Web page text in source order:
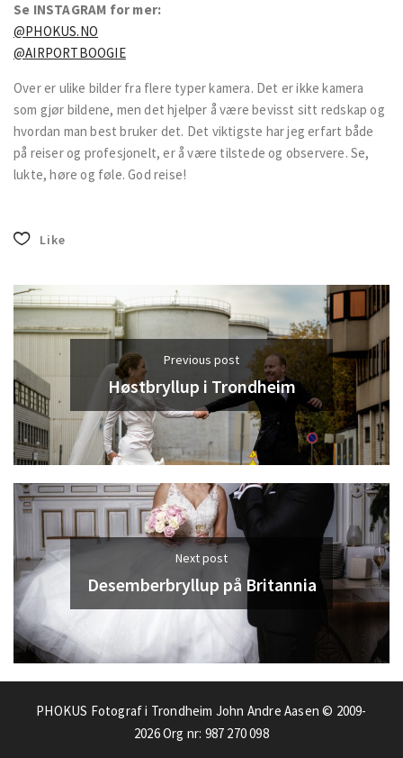
Se INSTAGRAM for mer:
@PHOKUS.NO
@AIRPORTBOOGIE
Over er ulike bilder fra flere typer kamera. Det er ikke kamera
som gjør bildene, men det hjelper å være bevisst sitt redskap og
hvordan man best bruker det. Det viktigste har jeg erfart både
på reiser og profesjonelt, er å være tilstede og observere. Se,
lukte, høre og føle. God reise!
Like
Previous post
Høstbryllup i Trondheim
Next post
Desemberbryllup på Britannia
PHOKUS Fotograf i Trondheim John Andre Aasen © 2009-
2026Org nr: 987 270 098